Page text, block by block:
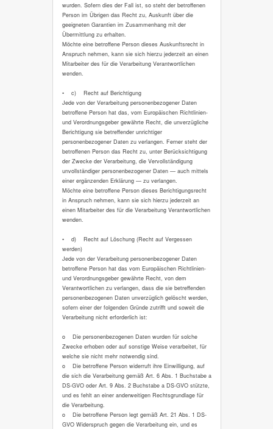
wurden. Sofern dies der Fall ist, so steht der betroffenen
Person im Übrigen das Recht zu, Auskunft über die
geeigneten Garantien im Zusammenhang mit der
Übermittlung zu erhalten.
Möchte eine betroffene Person dieses Auskunftsrecht in
Anspruch nehmen, kann sie sich hierzu jederzeit an einen
Mitarbeiter des für die Verarbeitung Verantwortlichen
wenden.
• c) Recht auf Berichtigung
Jede von der Verarbeitung personenbezogener Daten
betroffene Person hat das, vom Europäischen Richtlinien-
und Verordnungsgeber gewährte Recht, die unverzügliche
Berichtigung sie betreffender unrichtiger
personenbezogener Daten zu verlangen. Ferner steht der
betroffenen Person das Recht zu, unter Berücksichtigung
der Zwecke der Verarbeitung, die Vervollständigung
unvollständiger personenbezogener Daten — auch mittels
einer ergänzenden Erklärung — zu verlangen.
Möchte eine betroffene Person dieses Berichtigungsrecht
in Anspruch nehmen, kann sie sich hierzu jederzeit an
einen Mitarbeiter des für die Verarbeitung Verantwortlichen
wenden.
• d) Recht auf Löschung (Recht auf Vergessen
werden)
Jede von der Verarbeitung personenbezogener Daten
betroffene Person hat das vom Europäischen Richtlinien-
und Verordnungsgeber gewährte Recht, von dem
Verantwortlichen zu verlangen, dass die sie betreffenden
personenbezogenen Daten unverzüglich gelöscht werden,
sofern einer der folgenden Gründe zutrifft und soweit die
Verarbeitung nicht erforderlich ist:
o Die personenbezogenen Daten wurden für solche
Zwecke erhoben oder auf sonstige Weise verarbeitet, für
welche sie nicht mehr notwendig sind.
o Die betroffene Person widerruft ihre Einwilligung, auf
die sich die Verarbeitung gemäß Art. 6 Abs. 1 Buchstabe a
DS-GVO oder Art. 9 Abs. 2 Buchstabe a DS-GVO stützte,
und es fehlt an einer anderweitigen Rechtsgrundlage für
die Verarbeitung.
o Die betroffene Person legt gemäß Art. 21 Abs. 1 DS-
GVO Widerspruch gegen die Verarbeitung ein, und es